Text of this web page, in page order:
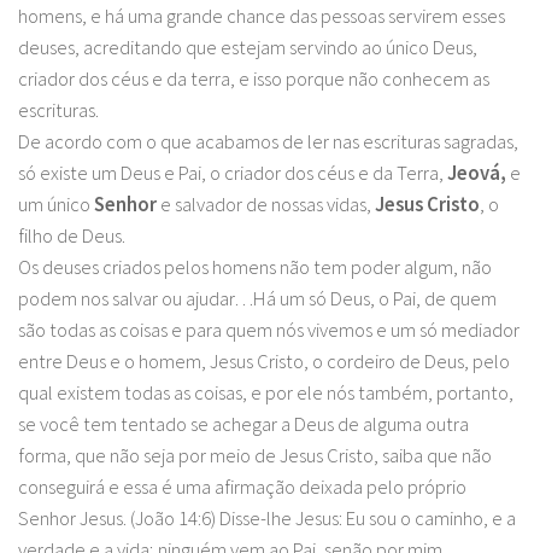
homens, e há uma grande chance das pessoas servirem esses
deuses, acreditando que estejam servindo ao único Deus,
criador dos céus e da terra, e isso porque não conhecem as
escrituras.
De acordo com o que acabamos de ler nas escrituras sagradas,
só existe um Deus e Pai, o criador dos céus e da Terra,Jeová, e
um únicoSenhore salvador de nossas vidas,Jesus Cristo, o
filho de Deus.
Os deuses criados pelos homens não tem poder algum, não
podem nos salvar ou ajudar…Há um só Deus, o Pai, de quem
são todas as coisas e para quem nós vivemos e um só mediador
entre Deus e o homem, Jesus Cristo, o cordeiro de Deus, pelo
qual existem todas as coisas, e por ele nós também, portanto,
se você tem tentado se achegar a Deus de alguma outra
forma, que não seja por meio de Jesus Cristo, saiba que não
conseguirá e essa é uma afirmação deixada pelo próprio
Senhor Jesus. (João 14:6) Disse-lhe Jesus: Eu sou o caminho, e a